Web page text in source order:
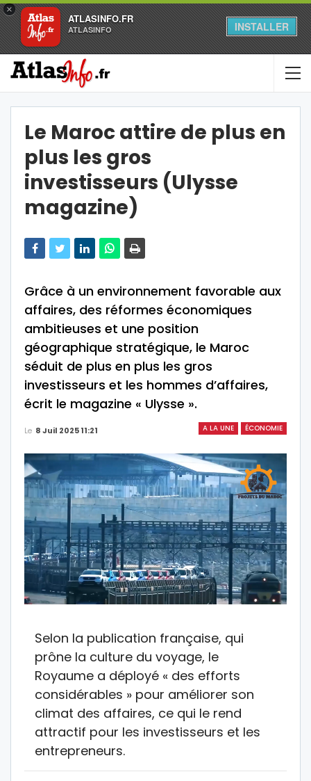
×
ATLASINFO.FR
ATLASINFO INSTALLER
Le Maroc attire de plus en
plus les gros
investisseurs (Ulysse
magazine)
Grâce à un environnement favorable aux
affaires, des réformes économiques
ambitieuses et une position
géographique stratégique, le Maroc
séduit de plus en plus les gros
investisseurs et les hommes d’affaires,
écrit le magazine « Ulysse ».
A LA UNE ÉCONOMIE
Le 8 Juil 2025 11:21
Selon la publication française, qui
prône la culture du voyage, le
Royaume a déployé « des efforts
considérables » pour améliorer son
climat des affaires, ce qui le rend
attractif pour les investisseurs et les
entrepreneurs.